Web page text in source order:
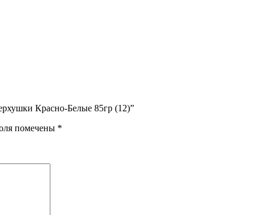
Красно-Белые 85гр (12)”
помечены *